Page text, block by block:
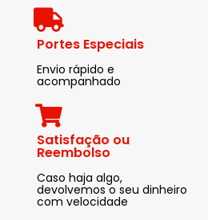
Portes Especiais
Envio rápido e
acompanhado
Satisfação ou
Reembolso
Caso haja algo,
devolvemos o seu dinheiro
com velocidade